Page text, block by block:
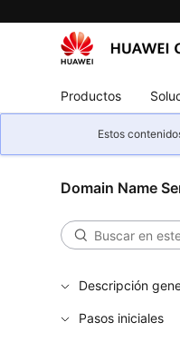
Productos
Estos
Domain Name
Descripción
Pasos iniciales